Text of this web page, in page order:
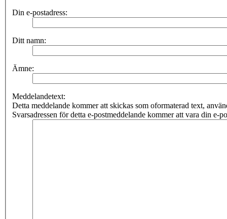
Din e-postadress:
Ditt namn:
Ämne:
Meddelandetext:
Detta meddelande kommer att skickas som oformaterad text,
Svarsadressen för detta e-postmeddelande kommer att vara din e-